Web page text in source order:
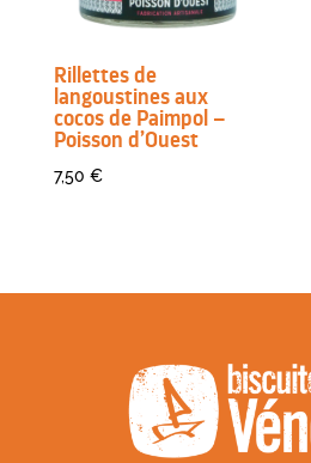
Rillettes de
langoustines aux
cocos de Paimpol –
Poisson d’Ouest
7,50 €